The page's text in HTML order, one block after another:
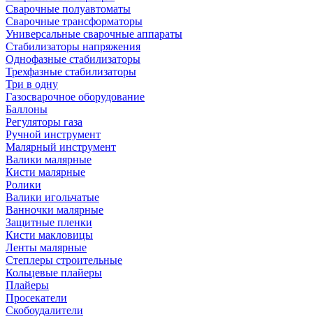
Сварочные полуавтоматы
Сварочные трансформаторы
Универсальные сварочные аппараты
Стабилизаторы напряжения
Однофазные стабилизаторы
Трехфазные стабилизаторы
Три в одну
Газосварочное оборудование
Баллоны
Регуляторы газа
Ручной инструмент
Малярный инструмент
Валики малярные
Кисти малярные
Ролики
Валики игольчатые
Ванночки малярные
Защитные пленки
Кисти макловицы
Ленты малярные
Степлеры строительные
Кольцевые плайеры
Плайеры
Просекатели
Скобоудалители